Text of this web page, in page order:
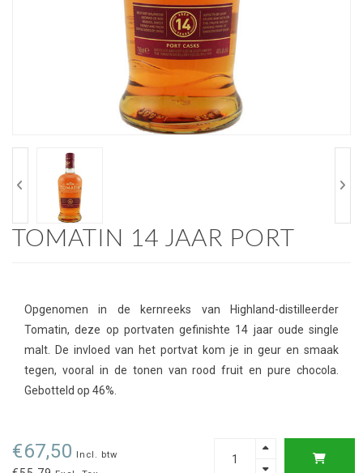
TOMATIN 14 JAAR PORT
Opgenomen in de kernreeks van Highland-distilleerder
Tomatin, deze op portvaten gefinishte 14 jaar oude single
malt. De invloed van het portvat kom je in geur en smaak
tegen, vooral in de tonen van rood fruit en pure chocola.
Gebotteld op 46%.
€67,50 Incl. btw